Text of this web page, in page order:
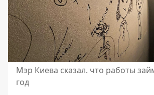
Мэр Киева сказал. что работы
год